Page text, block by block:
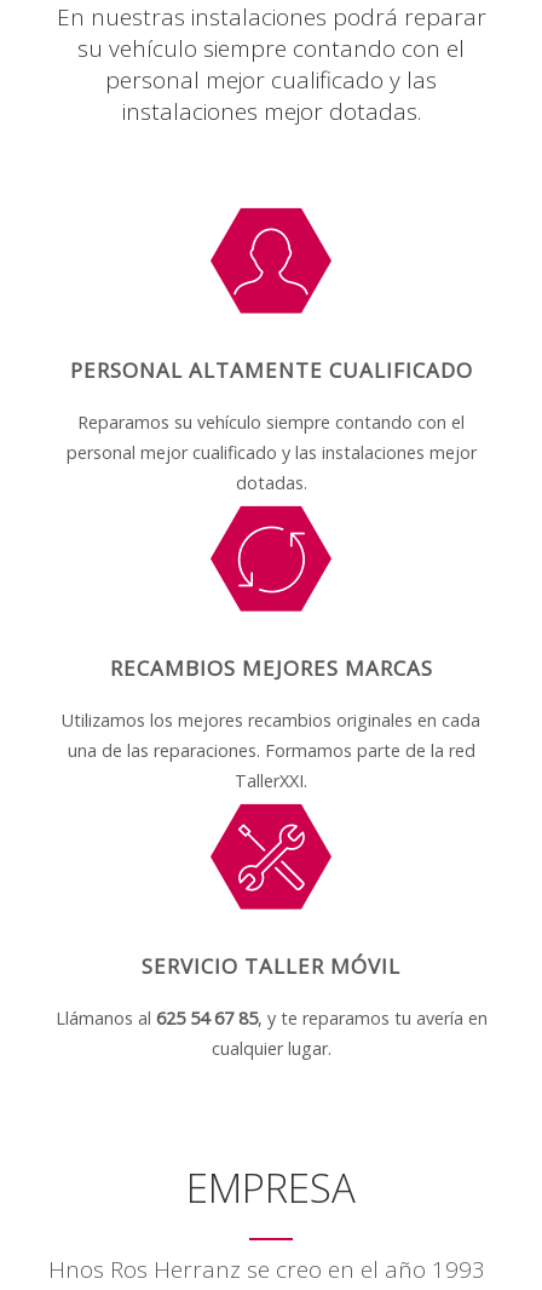
En nuestras instalaciones podrá reparar
su vehículo siempre contando con el
personal mejor cualificado y las
instalaciones mejor dotadas.
PERSONAL ALTAMENTE CUALIFICADO
Reparamos su vehículo siempre contando con el
personal mejor cualificado y las instalaciones mejor
dotadas.
RECAMBIOS MEJORES MARCAS
Utilizamos los mejores recambios originales en cada
una de las reparaciones. Formamos parte de la red
TallerXXI.
SERVICIO TALLER MÓVIL
Llámanos al 625 54 67 85, y te reparamos tu avería en
cualquier lugar.
EMPRESA
Hnos Ros Herranz se creo en el año 1993